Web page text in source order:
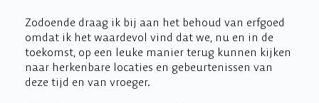
Zodoende draag ik bij aan het behoud van erfgoed
omdat ik het waardevol vind dat we, nu en in de
toekomst, op een leuke manier terug kunnen kijken
naar herkenbare locaties en gebeurtenissen van
deze tijd en van vroeger.